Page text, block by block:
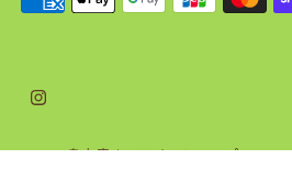
© 2026 島土産オンラインショップ•